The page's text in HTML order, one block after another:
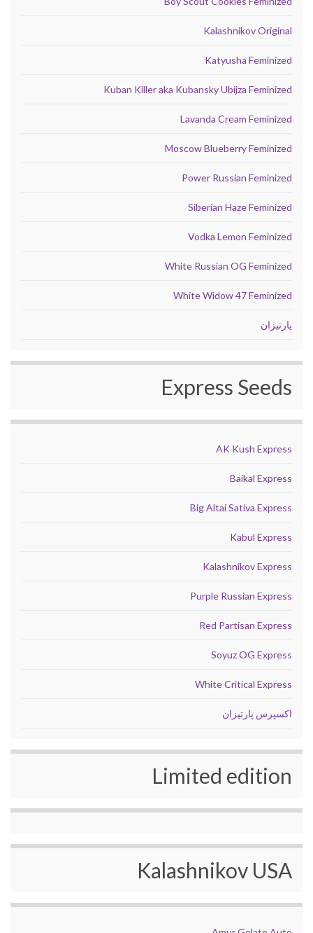
Kalashnikov Original
Katyusha Feminized
Kuban Killer aka Kubansky Ubijza Feminized
Lavanda Cream Feminized
Moscow Blueberry Feminized
Power Russian Feminized
Siberian Haze Feminized
Vodka Lemon Feminized
White Russian OG Feminized
White Widow 47 Feminized
پارتیزان
Express Seeds
AK Kush Express
Baikal Express
Big Altai Sativa Express
Kabul Express
Kalashnikov Express
Purple Russian Express
Red Partisan Express
Soyuz OG Express
White Critical Express
اکسپرس پارتیزان
Limited edition
Kalashnikov USA